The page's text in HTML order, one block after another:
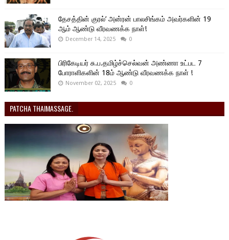
தேசத்தின் குரல்’ அன்ரன் பாலசிங்கம் அவர்களின் 19
ஆம் ஆண்டு வீரவணக்க நாள்!
December 14, 2025 0
பிரிகேடியர் சு.ப.தமிழ்ச்செல்வன் அண்ணா உட்பட 7
போராளிகளின் 18ம் ஆண்டு வீரவணக்க நாள் !
November 02, 2025 0
PATCHA THAIMASSAGE.